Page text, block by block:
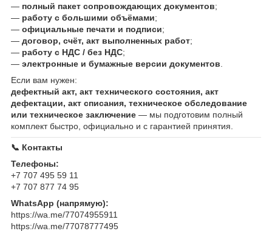
— полный пакет сопровождающих документов;
— работу с большими объёмами;
— официальные печати и подписи;
— договор, счёт, акт выполненных работ;
— работу с НДС / без НДС;
— электронные и бумажные версии документов
Если вам нужен:
дефектный акт, акт технического состояния, акт
дефектации, акт списания, техническое обследование
или техническое заключение — мы подготовим полный
комплект быстро, официально и с гарантией принятия.
📞 Контакты
Телефоны:
+7 707 495 59 11
+7 707 877 74 95
WhatsApp (напрямую):
https://wa.me/77074955911
https://wa.me/77078777495